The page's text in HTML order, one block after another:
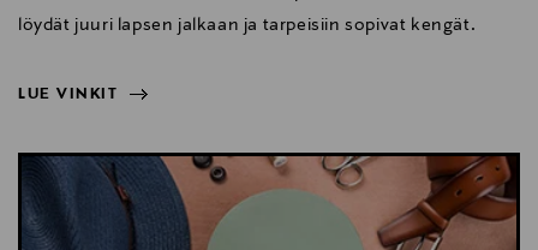
löydät juuri lapsen jalkaan ja tarpeisiin sopivat kengät.
LUE VINKIT
LUE VINKIT